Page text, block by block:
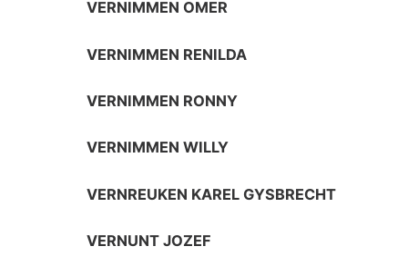
VERNIMMEN OMER
VERNIMMEN RENILDA
VERNIMMEN RONNY
VERNIMMEN WILLY
VERNREUKEN KAREL GYSBRECHT
VERNUNT JOZEF